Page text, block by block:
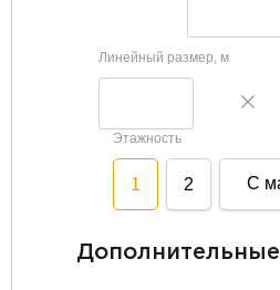
Линейный размер, м
Этажность
1 2 С